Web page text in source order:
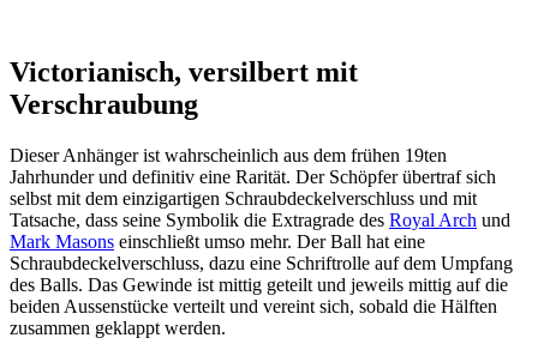
Victorianisch, versilbert mit
Verschraubung
Dieser Anhänger ist wahrscheinlich aus dem frühen 19ten
Jahrhunder und definitiv eine Rarität. Der Schöpfer übertraf sich
selbst mit dem einzigartigen Schraubdeckelverschluss und mit
Tatsache, dass seine Symbolik die Extragrade des Royal Arch und
Mark Masons einschließt umso mehr. Der Ball hat eine
Schraubdeckelverschluss, dazu eine Schriftrolle auf dem Umpfang
des Balls. Das Gewinde ist mittig geteilt und jeweils mittig auf die
beiden Aussenstücke verteilt und vereint sich, sobald die Hälften
zusammen geklappt werden.